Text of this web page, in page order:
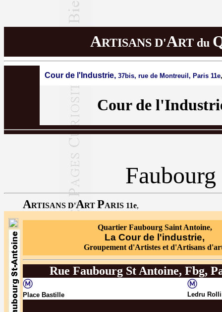
ARTISANS D'ART du
Cour de l'Industrie,37bis, rue de Montreuil, Paris 11e,
Cour de
ARTISANS D'ART PARIS 11e,
Quartier Faubourg Saint Antoine,
La Cour de l'industrie,
Groupement d'Artistes et d'Artisans
Rue Faubourg St Antoine, Fbg,
Place Bastille Ledru